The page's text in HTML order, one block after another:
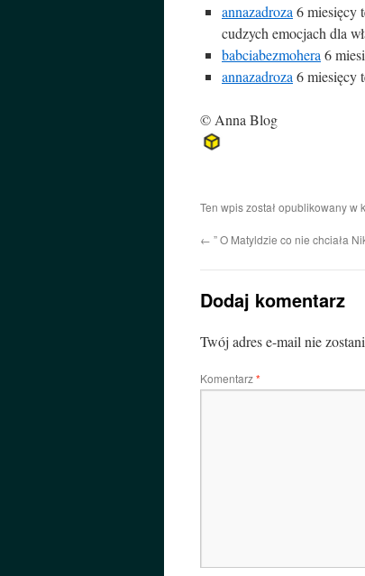
annazadroza 6 miesięcy
cudzych emocjach dla
babciabezmohera 6
annazadroza 6 miesięcy
© Anna Blog
Ten wpis został opublikowany w
← ” O Matyldzie co nie chciała
Dodaj komentarz
Twój adres e-mail nie
Komentarz*